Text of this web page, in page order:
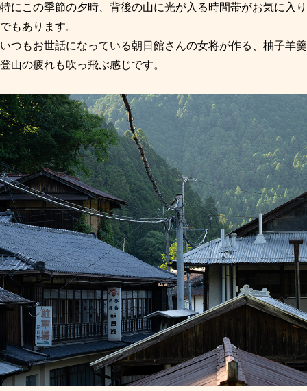
特にこの季節の夕時、背後の山に光が入る時間帯がお気に入
でもあります。
いつもお世話になっている朝日館さんの女将が作る、柚子羊
登山の疲れも吹っ飛ぶ感じです。